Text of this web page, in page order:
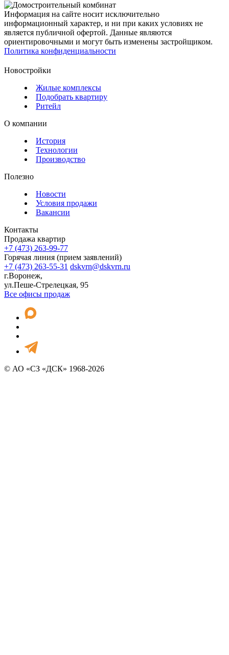
Информация на сайте носит исключительно
информационный характер, и ни при каких условиях не
является публичной офертой. Данные являются
ориентировочными и могут быть изменены застройщиком.
Политика конфиденциальности
Новостройки
Жилые комплексы
Подобрать квартиру
Ритейл
О компании
История
Технологии
Производство
Полезно
Новости
Условия продажи
Вакансии
Контакты
Продажа квартир
+7 (473) 263-99-77
Горячая линия (прием заявлений)
+7 (473) 263-55-31 dskvrn@dskvrn.ru
г.Воронеж,
ул.Пеше-Стрелецкая, 95
Все офисы продаж
© АО «СЗ «ДСК» 1968-2026